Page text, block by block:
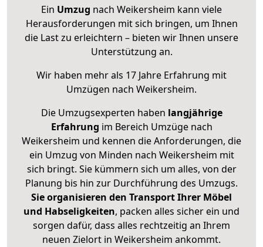
Ein Umzug nach Weikersheim kann viele
Herausforderungen mit sich bringen, um Ihnen
die Last zu erleichtern – bieten wir Ihnen unsere
Unterstützung an.
Wir haben mehr als 17 Jahre Erfahrung mit
Umzügen nach Weikersheim.
Die Umzugsexperten haben langjährige
Erfahrung im Bereich Umzüge nach
Weikersheim und kennen die Anforderungen, die
ein Umzug von Minden nach Weikersheim mit
sich bringt. Sie kümmern sich um alles, von der
Planung bis hin zur Durchführung des Umzugs.
Sie organisieren den Transport Ihrer Möbel
und Habseligkeiten, packen alles sicher ein und
sorgen dafür, dass alles rechtzeitig an Ihrem
neuen Zielort in Weikersheim ankommt.